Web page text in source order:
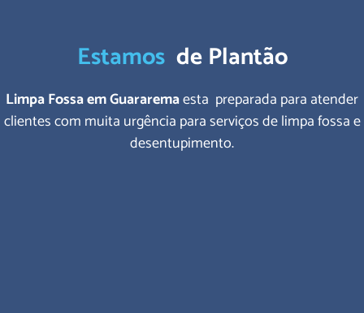
Estamos de Plantão
Limpa Fossa em Guararemaesta preparada para atender
clientes com muita urgência para serviços de limpa fossa e
desentupimento.